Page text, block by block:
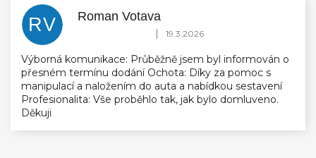
RV Roman Votava
Hodnocení obchodu je 5 z 5 hvězdiček.
| 19.3.2026
Výborná komunikace: Průběžně jsem byl informován o
přesném termínu dodání Ochota: Díky za pomoc s
manipulací a naložením do auta a nabídkou sestavení
Profesionalita: Vše proběhlo tak, jak bylo domluveno.
Děkuji